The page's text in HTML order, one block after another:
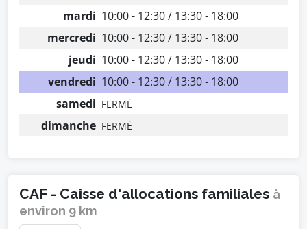
mardi 10:00 - 12:30 / 13:30 - 18:00
mercredi 10:00 - 12:30 / 13:30 - 18:00
jeudi 10:00 - 12:30 / 13:30 - 18:00
vendredi 10:00 - 12:30 / 13:30 - 18:00
samedi FERMÉ
dimanche FERMÉ
CAF - Caisse d'allocations familiales à
environ 9 km